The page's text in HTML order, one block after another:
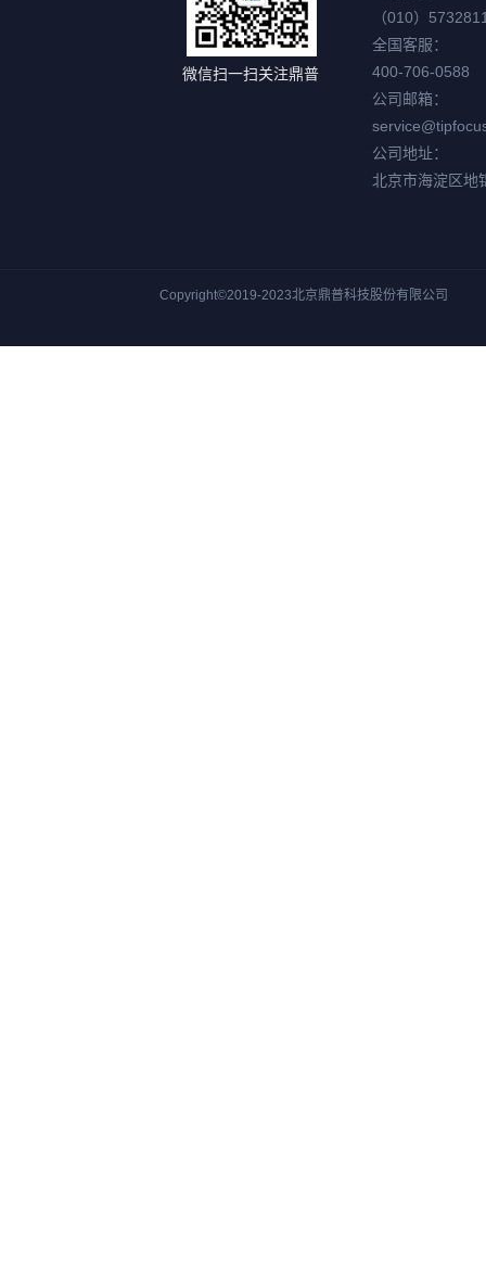
微信扫一扫关注鼎普
（010）
全国客服：
400-706-0588
公司邮箱：
公司地址：
北京市海淀区地
Copyright©2019-2023北京鼎普科技股份有限公司